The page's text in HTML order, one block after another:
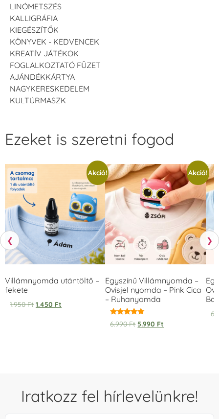
LINÓMETSZÉS
KALLIGRÁFIA
KIEGÉSZÍTŐK
KÖNYVEK - KEDVENCEK
KREATÍV JÁTÉKOK
FOGLALKOZTATÓ FÜZET
AJÁNDÉKKÁRTYA
NAGYKERESKEDELEM
KULTÚRMASZK
❮
Ezeket is szeretni fogod
Akció!
Villámnyomda utántöltő –
fekete
1.950Ft 1.450 Ft
Akció!
Egyszínű Villámnyomda –
Ovisjel nyomda – Pink Cica
– Ruhanyomda
Értékelés:
5.00
6.990Ft 5.990 Ft
❯
Iratkozz fel hírlevelünkre!